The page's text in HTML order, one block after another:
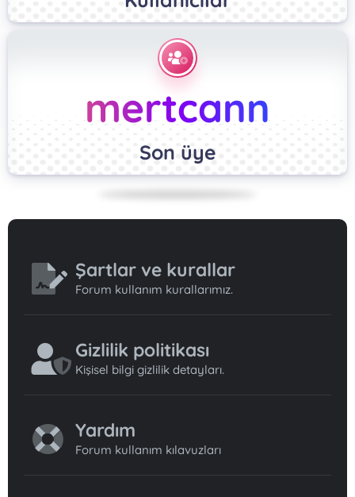
mertcann
Son üye
Şartlar ve kurallar
Forum kullanım kurallarımız.
Gizlilik politikası
Kişisel bilgi gizlilik detayları.
Yardım
Forum kullanım kılavuzları